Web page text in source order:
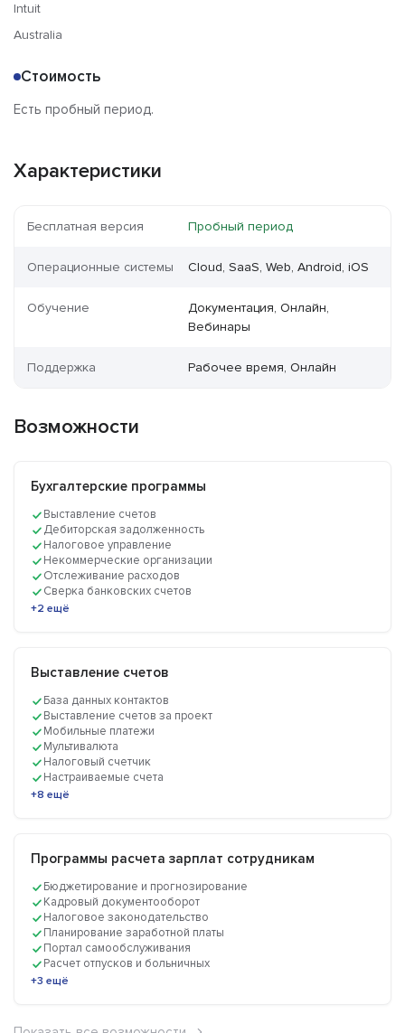
Intuit
Australia
Стоимость
Есть пробный период.
Характеристики
Бесплатная версия Пробный период
Операционные системы Cloud, SaaS, Web, Android, iOS
Обучение
Документация, Онлайн,
Вебинары
Поддержка Рабочее время, Онлайн
Возможности
Бухгалтерские программы
Выставление счетов
Дебиторская задолженность
Налоговое управление
Некоммерческие организации
Отслеживание расходов
Сверка банковских счетов
+2 ещё
Выставление счетов
База данных контактов
Выставление счетов за проект
Мобильные платежи
Мультивалюта
Налоговый счетчик
Настраиваемые счета
+8 ещё
Программы расчета зарплат сотрудникам
Бюджетирование и прогнозирование
Кадровый документооборот
Налоговое законодательство
Планирование заработной платы
Портал самообслуживания
Расчет отпусков и больничных
+3 ещё